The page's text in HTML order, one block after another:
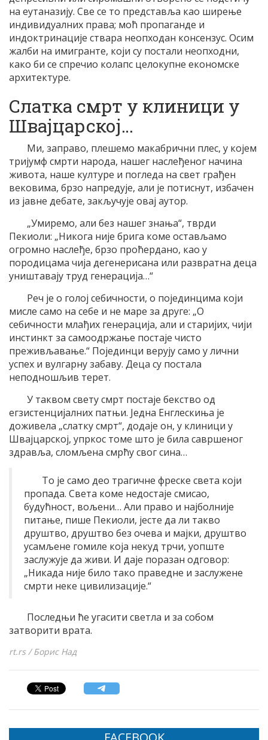
на еутаназију. Све се то представља као ширење
индивидуалних права; моћ пропаганде и
индоктринације ствара неопходан консензус. Осим
жалби на имигранте, који су постали неопходни,
како би се спречио колапс целокупне економске
архитектуре.
Слатка смрт у клиници у
Швајцарској…
Ми, заправо, плешемо макабрични плес, у којем
тријумф смрти народа, нашег наслеђеног начина
живота, наше културе и погледа на свет грађен
вековима, брзо напредује, али је потиснут, избачен
из јавне дебате, закључује овај аутор.
„Умиремо, али без нашег знања“, тврди
Пекиоли: „Никога није брига коме остављамо
огромно наслеђе, брзо проћердано, као у
породицама чија дегенерисана или развратна деца
уништавају труд генерација…“
Реч је о голој себичности, о појединцима који
мисле само на себе и не маре за друге: „О
себичности млађих генерација, али и старијих, чији
инстинкт за самоодржање постаје чисто
преживљавање.“ Појединци верују само у лични
успех и вулгарну забаву. Деца су постала
неподношљив терет.
У таквом свету смрт постаје бекство од
егзистенцијалних патњи. Једна Енглескиња је
доживела „слатку смрт“, додаје он, у клиници у
Швајцарској, упркос томе што је била савршеног
здравља, сломљена смрћу свог сина…
То је само део трагичне фреске света који
пропада. Света коме недостаје смисао,
будућност, вољени… Али право и најболније
питање, пише Пекиоли, јесте да ли такво
друштво, друштво без очева и мајки, друштво
усамљене гомиле која некуд трчи, уопште
заслужује да живи. И даје поразан одговор:
„Никада није било тако праведне и заслужене
смрти неке цивилизације.“
Последњи ће угасити светла и за собом
затворити врата.
rt.rs / Борис Над